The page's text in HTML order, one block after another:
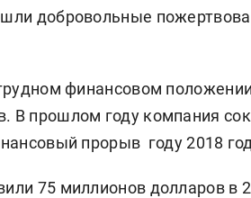
добровольные
финансовом
В прошлом году компания
прорыв году 2018
75 миллионов долларов в